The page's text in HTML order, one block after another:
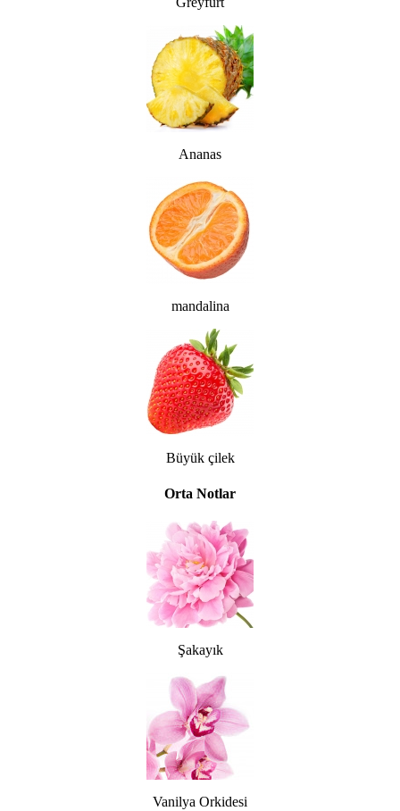
Ananas
mandalina
Büyük çilek
Orta Notlar
Şakayık
Vanilya Orkidesi